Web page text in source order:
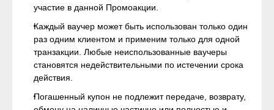
участие в данной Промоакции.
Каждый ваучер может быть использован только один
раз одним клиентом и применим только для одной
транзакции. Любые неиспользованные ваучеры
становятся недействительными по истечении срока
действия.
Погашенный купон не подлежит передаче, возврату,